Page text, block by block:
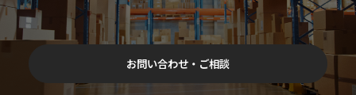
お問い合わせ・ご相談